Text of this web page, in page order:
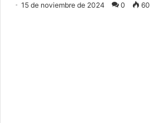
15 de noviembre de 2024 0 60